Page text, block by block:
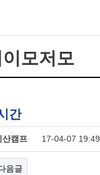
모저모
간
산캠프 17-04-07 19:49
음글